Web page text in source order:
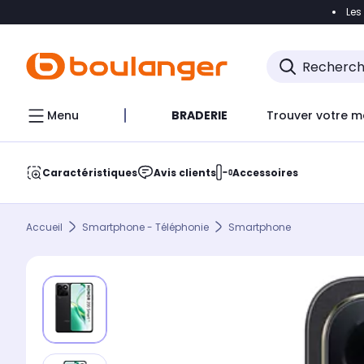
Accéder
Menu BRADERIE Trouver votre
Caractéristiques Avis clients Accessoires
Accueil Smartphone - Téléphonie Smartphone